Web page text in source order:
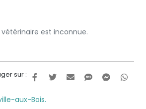
est inconnue.
sur :
aux-Bois.